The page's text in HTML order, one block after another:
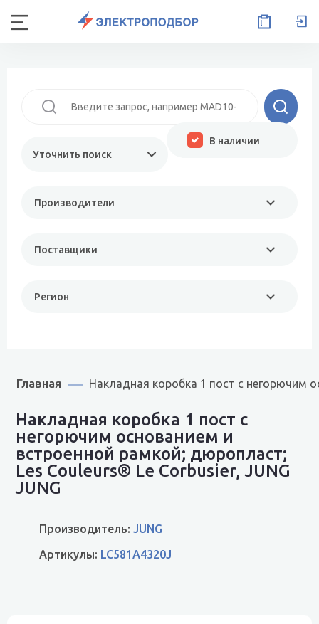
Уточнить поиск
Производители
Поставщики
Регион
В наличии
Главная Накладная коробка 1 пост с негорючим
Накладная коробка 1 пост с
негорючим основанием и
встроенной рамкой; дюропласт;
Les Couleurs® Le Corbusier, JUNG
JUNG
Производитель: JUNG
Артикулы: LC581A4320J